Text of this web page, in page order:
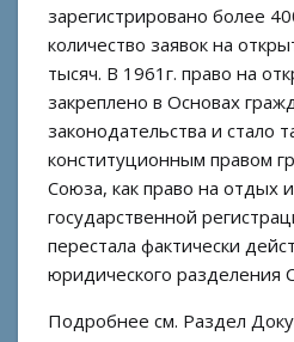
зарегистрировано более
количество заявок на
тысяч. В 1961г. право на
закреплено в Основах
законодательства и стало
конституционным правом
Союза, как право на отдых
государственной
перестала фактически
юридического разделения
Подробнее см. Раздел